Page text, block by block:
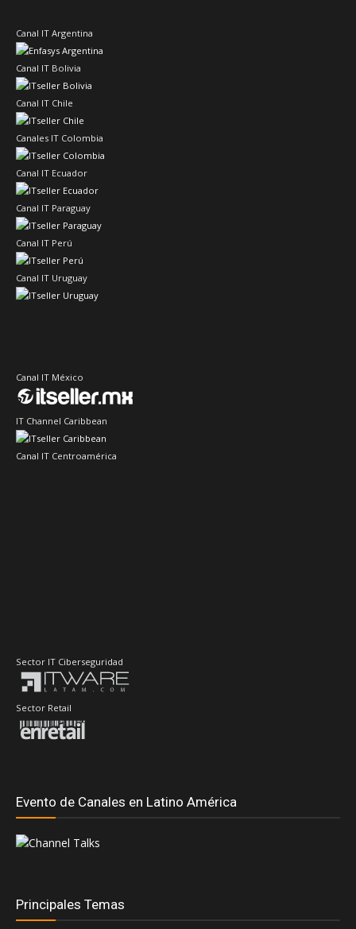
Canal IT Argentina
Canal IT Bolivia
Canal IT Chile
Canales IT Colombia
Canal IT Ecuador
Canal IT Paraguay
Canal IT Perú
Canal IT Uruguay
Canal IT México
IT Channel Caribbean
Canal IT Centroamérica
Sector IT Ciberseguridad
Sector Retail
Evento de Canales en Latino América
Principales Temas